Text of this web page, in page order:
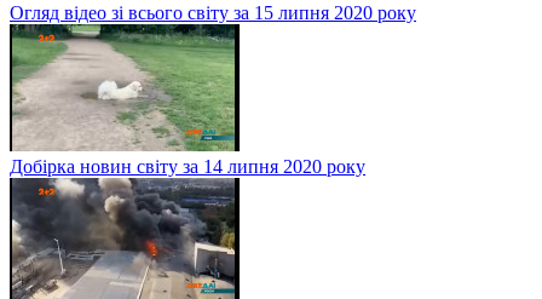
Огляд відео зі всього світу за 15 липня 2020 року
Добірка новин світу за 14 липня 2020 року